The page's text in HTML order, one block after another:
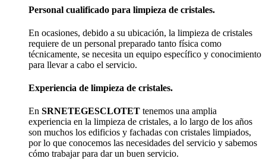
Personal cualificado para limpieza de cristales.
En ocasiones, debido a su ubicación, la limpieza de cristales
requiere de un personal preparado tanto física como
técnicamente, se necesita un equipo específico y conocimiento
para llevar a cabo el servicio.
Experiencia de limpieza de cristales.
En SRNETEGESCLOTET tenemos una amplia
experiencia en la limpieza de cristales, a lo largo de los años
son muchos los edificios y fachadas con cristales limpiados,
por lo que conocemos las necesidades del servicio y sabemos
cómo trabajar para dar un buen servicio.